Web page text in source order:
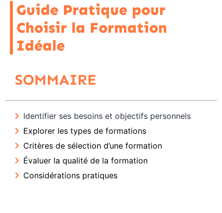
Guide Pratique pour
Choisir la Formation
Idéale
SOMMAIRE
Identifier ses besoins et objectifs personnels
Explorer les types de formations
Critères de sélection d’une formation
Évaluer la qualité de la formation
Considérations pratiques